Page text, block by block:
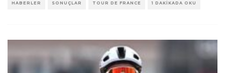
HABERLER SONUÇLAR TOUR DE FRANCE 1 DAKIKADA OKU